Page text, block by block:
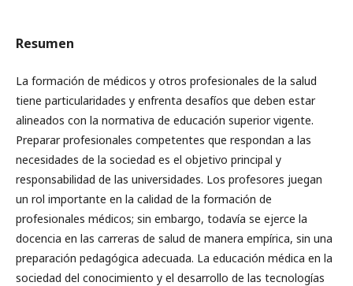
Resumen
La formación de médicos y otros profesionales de la salud
tiene particularidades y enfrenta desafíos que deben estar
alineados con la normativa de educación superior vigente.
Preparar profesionales competentes que respondan a las
necesidades de la sociedad es el objetivo principal y
responsabilidad de las universidades. Los profesores juegan
un rol importante en la calidad de la formación de
profesionales médicos; sin embargo, todavía se ejerce la
docencia en las carreras de salud de manera empírica, sin una
preparación pedagógica adecuada. La educación médica en la
sociedad del conocimiento y el desarrollo de las tecnologías